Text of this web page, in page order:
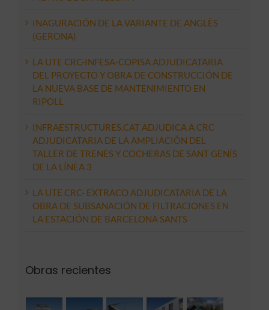
INAGURACIÓN DE LA VARIANTE DE ANGLÈS
(GERONA)
LA UTE CRC-INFESA-COPISA ADJUDICATARIA
DEL PROYECTO Y OBRA DE CONSTRUCCIÓN DE
LA NUEVA BASE DE MANTENIMIENTO EN
RIPOLL
INFRAESTRUCTURES.CAT ADJUDICA A CRC
ADJUDICATARIA DE LA AMPLIACIÓN DEL
TALLER DE TRENES Y COCHERAS DE SANT GENÍS
DE LA LÍNEA 3
LA UTE CRC- EXTRACO ADJUDICATARIA DE LA
OBRA DE SUBSANACIÓN DE FILTRACIONES EN
LA ESTACIÓN DE BARCELONA SANTS
Obras recientes